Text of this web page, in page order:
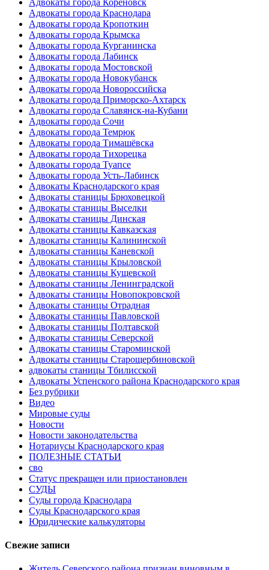
Адвокаты города Краснодара
Адвокаты города Кропоткин
Адвокаты города Крымска
Адвокаты города Курганинска
Адвокаты города Лабинск
Адвокаты города Мостовской
Адвокаты города Новокубанск
Адвокаты города Новороссийска
Адвокаты города Приморско-Ахтарск
Адвокаты города Славянск-на-Кубани
Адвокаты города Сочи
Адвокаты города Темрюк
Адвокаты города Тимашёвска
Адвокаты города Тихорецка
Адвокаты города Туапсе
Адвокаты города Усть-Лабинск
Адвокаты Краснодарского края
Адвокаты станицы Брюховецкой
Адвокаты станицы Выселки
Адвокаты станицы Динская
Адвокаты станицы Кавказская
Адвокаты станицы Калининской
Адвокаты станицы Каневской
Адвокаты станицы Крыловской
Адвокаты станицы Кущевской
Адвокаты станицы Ленинградской
Адвокаты станицы Новопокровской
Адвокаты станицы Отрадная
Адвокаты станицы Павловской
Адвокаты станицы Полтавской
Адвокаты станицы Северской
Адвокаты станицы Староминской
Адвокаты станицы Старощербиновской
адвокаты станицы Тбилисской
Адвокаты Успенского района Краснодарского края
Без рубрики
Видео
Мировые суды
Новости
Новости законодательства
Нотариусы Краснодарского края
ПОЛЕЗНЫЕ СТАТЬИ
сво
Статус прекращен или приостановлен
СУДЫ
Суды города Краснодара
Суды Краснодарского края
Юридические калькуляторы
Свежие записи